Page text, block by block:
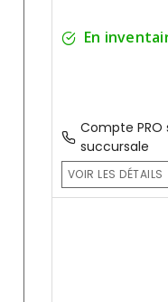
En
Compte
succursale
VOIR LES DÉTAILS